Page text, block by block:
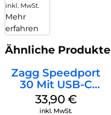
inkl. MwSt.
Mehr
erfahren
Ähnliche Produkte
Zagg Speedport
30 Mit USB-C
Kabel Weiß
33,90 €
inkl. MwSt.